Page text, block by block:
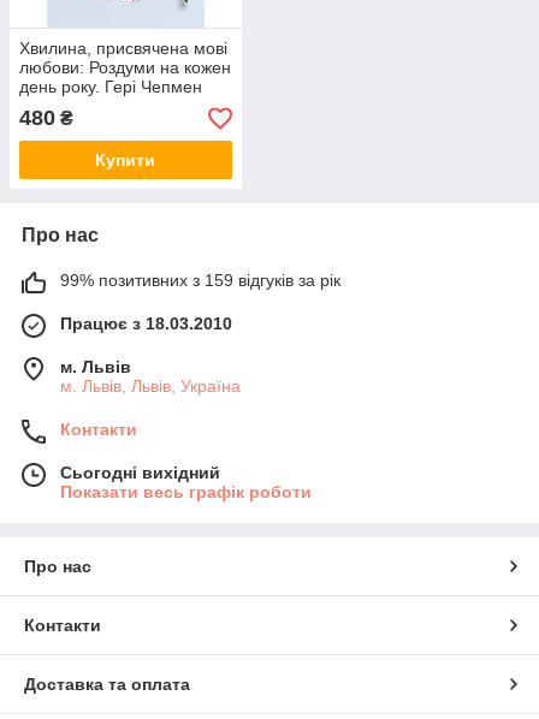
Хвилина, присвячена мові
любови: Роздуми на кожен
день року. Гері Чепмен
480 ₴
Купити
Про нас
99% позитивних з 159 відгуків за рік
Працює з 18.03.2010
м. Львів
м. Львів, Львів, Україна
Контакти
Сьогодні вихідний
Показати весь графік роботи
Про нас
Контакти
Доставка та оплата